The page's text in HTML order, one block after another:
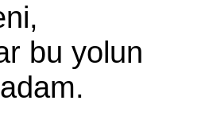
bu yolun